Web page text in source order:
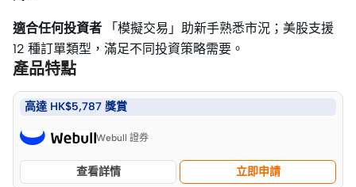
適合任何投資者 「模擬交易」助新手熟悉市況；美股支援
12 種訂單類型，滿足不同投資策略需要。
產品特點
高達 HK$5,787 獎賞
Webull 證券
查看詳情 立即申請